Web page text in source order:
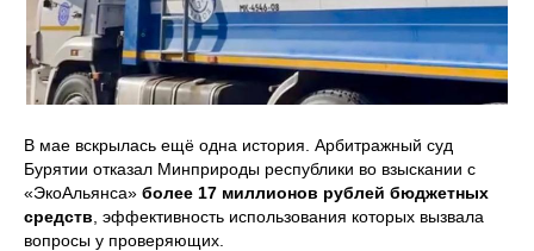
В мае вскрылась ещё одна история. Арбитражный суд
Бурятии отказал Минприроды республики во взыскании с
«ЭкоАльянса» более 17 миллионов рублей бюджетных
средств , эффективность использования которых вызвала
вопросы у проверяющих.